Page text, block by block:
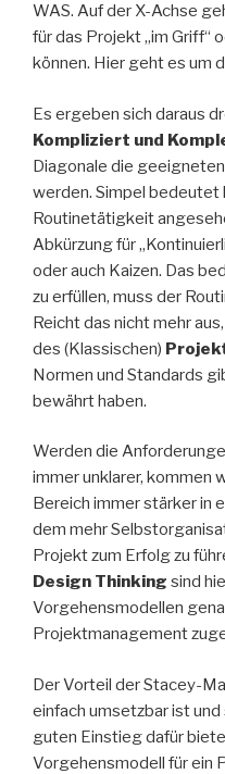
WAS. Auf der X-Achse
für das Projekt „im Griff“
können. Hier geht es um
Es ergeben sich daraus
Kompliziert und
Diagonale die
werden. Simpel bedeutet
Routinetätigkeit
Abkürzung für
oder auch Kaizen. Das
zu erfüllen, muss der
Reicht das nicht mehr
des (Klassischen)
Normen und Standards
bewährt haben.
Werden die
immer unklarer, kommen
Bereich immer stärker in
dem mehr
Projekt zum Erfolg zu
Design Thinking sind
Vorgehensmodellen
Projektmanagement
Der Vorteil der Stacey-
einfach umsetzbar ist
guten Einstieg dafür
Vorgehensmodell für ein